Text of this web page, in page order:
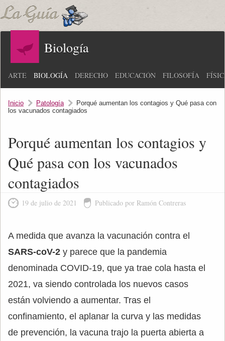
Biología
ARTE BIOLOGÍA DERECHO EDUCACIÓN FILOSOFÍA
Inicio Patología
Porqué aumentan los contagios y Qué pasa con
los vacunados contagiados
Porqué aumentan los contagios y
Qué pasa con los vacunados
contagiados
19 de julio de 2021 Publicado por Ramón Contreras
A medida que avanza la vacunación contra el
SARS-coV-2 y parece que la pandemia
denominada COVID-19, que ya trae cola hasta el
2021, va siendo controlada los nuevos casos
están volviendo a aumentar. Tras el
confinamiento, el aplanar la curva y las medidas
de prevención, la vacuna trajo la puerta abierta a